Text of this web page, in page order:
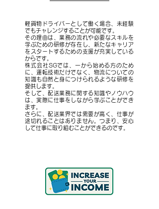
軽貨物ドライバーとして働く場合、未経験
でもチャレンジすることが可能です。
その理由は、業務の流れや必要なスキルを
学ぶための研修が存在し、新たなキャリア
をスタートするための支援が充実している
からです。
株式会社SGでは、一から始める方のため
に、運転技術だけでなく、物流についての
知識も自然と身につけられるような研修を
提供します。
そして、配送業務に関する知識やノウハウ
は、実際に仕事をしながら学ぶことができ
ます。
さらに、配送業界では需要が高く、仕事が
途切れることはありません。つまり、安心
して仕事に取り組むことができるのです。